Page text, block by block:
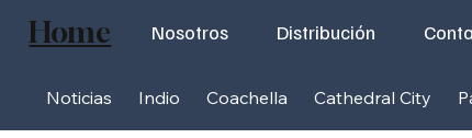
Noticias Indio Coachella Cathedral City
Nosotros Distribución
Home